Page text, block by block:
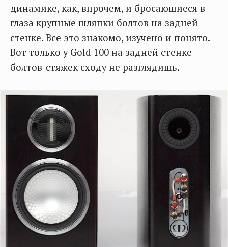
динамике, как, впрочем, и бросающиеся в
глаза крупные шляпки болтов на задней
стенке. Все это знакомо, изучено и понято.
Вот только у Gold 100 на задней стенке
болтов-стяжек сходу не разглядишь.